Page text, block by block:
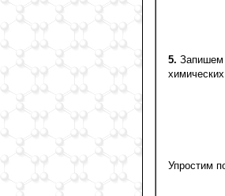
5. Запишем
Упростим